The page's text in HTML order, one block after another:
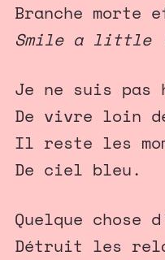
Branche morte
Smile a little
Je ne suis pas
De vivre loin
Il reste les
De ciel bleu.
Quelque chose
Détruit les